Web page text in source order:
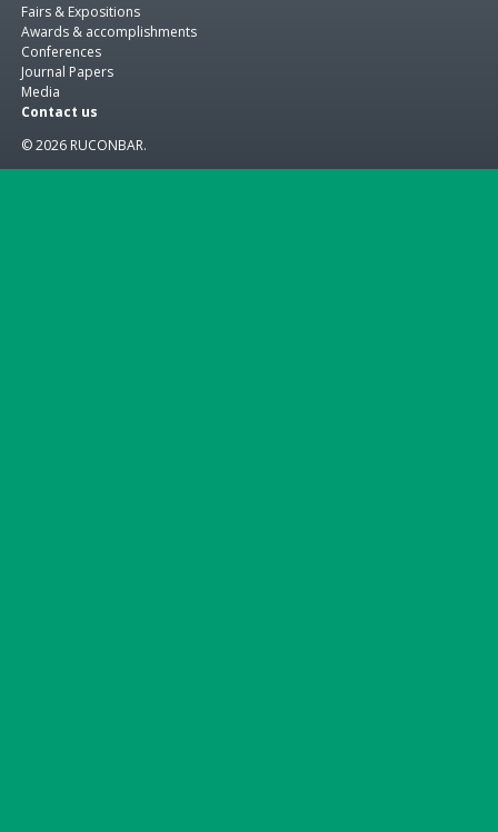
Fairs & Expositions
Awards & accomplishments
Conferences
Journal Papers
Media
Contact us
© 2026 RUCONBAR.